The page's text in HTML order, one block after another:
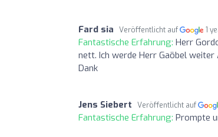
Fard sia Veröffentlicht auf 1
Fantastische Erfahrung: Herr
nett. Ich werde Herr Gaöbel
Dank
Jens Siebert Veröffentlicht auf
Fantastische Erfahrung: Prompte